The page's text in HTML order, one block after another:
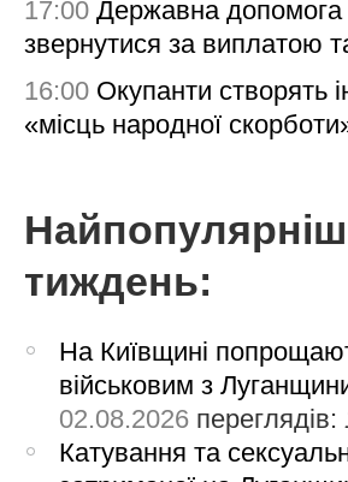
17:00 Державна
звернутися за виплатою
16:00 Окупанти створять
«місць народної
тиждень:
На Київщині
військовим з
02.08.2026 переглядів:
Катування та